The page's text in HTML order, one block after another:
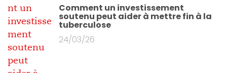
Comment un investissement
soutenu peut aider à mettre fin à la
tuberculose
24/03/26